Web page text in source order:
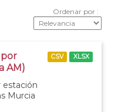
Ordenar por
AM)
estación
Murcia
CSV XLSX